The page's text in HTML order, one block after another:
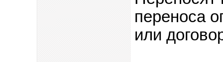
переноса
или